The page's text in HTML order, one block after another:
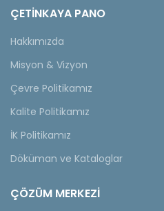
ÇETINKAYA PANO
Hakkımızda
Misyon & Vizyon
Çevre Politikamız
Kalite Politikamız
İK Politikamız
Döküman ve Kataloglar
ÇÖZÜM MERKEZİ